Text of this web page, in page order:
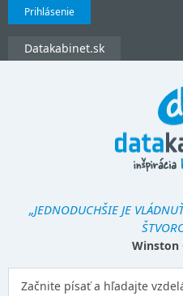
Prihlásenie
Datakabinet.sk
„JEDNODUCHŠIE JE
Winston